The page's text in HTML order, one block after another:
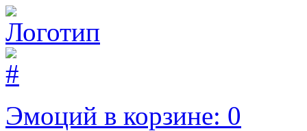
Эмоций в корзине: 0